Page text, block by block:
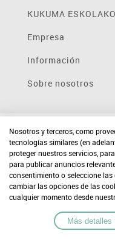
KUKUMA
Empresa
Información
Sobre nosotros
Nosotros y terceros, como
tecnologías similares (en
proteger nuestros servicios,
para publicar anuncios
consentimiento o seleccione
cambiar las opciones de las
cualquier momento desde
Más detalles